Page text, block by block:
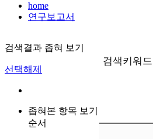
home
연구보고서
검색결과 좁혀 보기
선택해제
좁혀본 항목 보기
순서
검색키워드